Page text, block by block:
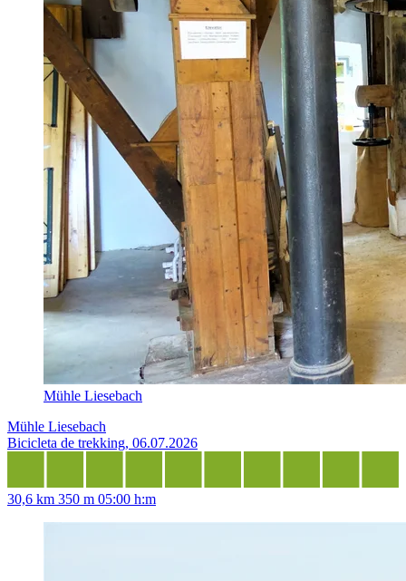
Mühle Liesebach
Mühle Liesebach
Bicicleta de trekking, 06.07.2026
30,6 km 350 m 05:00 h:m